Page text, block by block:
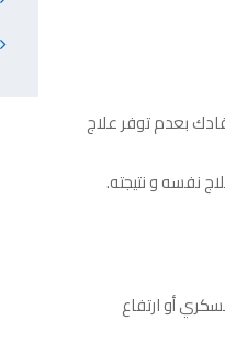
بعدم توفر علاج
نفسه و نتيجته.
أو ارتفاع